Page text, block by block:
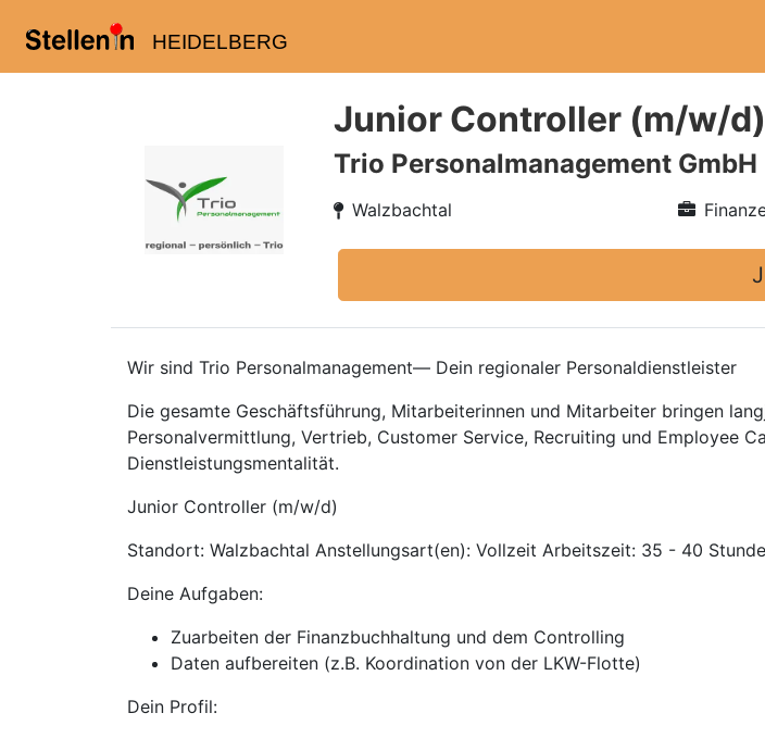
HEIDELBERG
Junior Controller (m/w/
Trio Personalmanagement GmbH
Walzbachtal
Wir sind Trio Personalmanagement— Dein regionaler Personaldienstleister
Die gesamte Geschäftsführung, Mitarbeiterinnen und Mitarbeiter bringen
Personalvermittlung, Vertrieb, Customer Service, Recruiting und Employee
Dienstleistungsmentalität.
Junior Controller (m/w/d)
Standort: Walzbachtal Anstellungsart(en): Vollzeit Arbeitszeit: 35 - 40
Deine Aufgaben:
Zuarbeiten der Finanzbuchhaltung und dem Controlling
Daten aufbereiten (z.B. Koordination von der LKW-Flotte)
Dein Profil: